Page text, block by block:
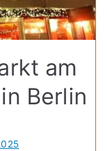
am
Berlin